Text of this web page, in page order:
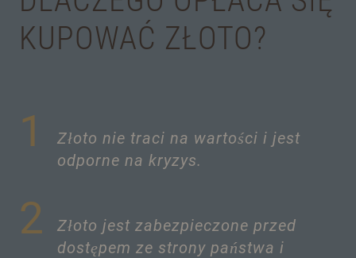
KUPOWAĆ ZŁOTO?
1
Złoto nie traci na wartości i jest
odporne na kryzys.
2
Złoto jest zabezpieczone przed
dostępem ze strony państwa i